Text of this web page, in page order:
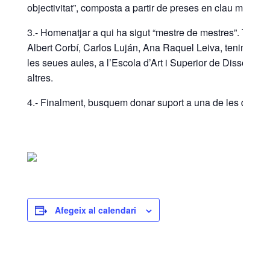
objectivitat”, composta a partir de preses en clau
3.- Homenatjar a qui ha sigut “mestre de mestres”.
Albert Corbí, Carlos Luján, Ana Raquel Leiva, tenint
les seues aules, a l’Escola d’Art i Superior de Disseny
altres.
4.- Finalment, busquem donar suport a una de les
Afegeix al calendari